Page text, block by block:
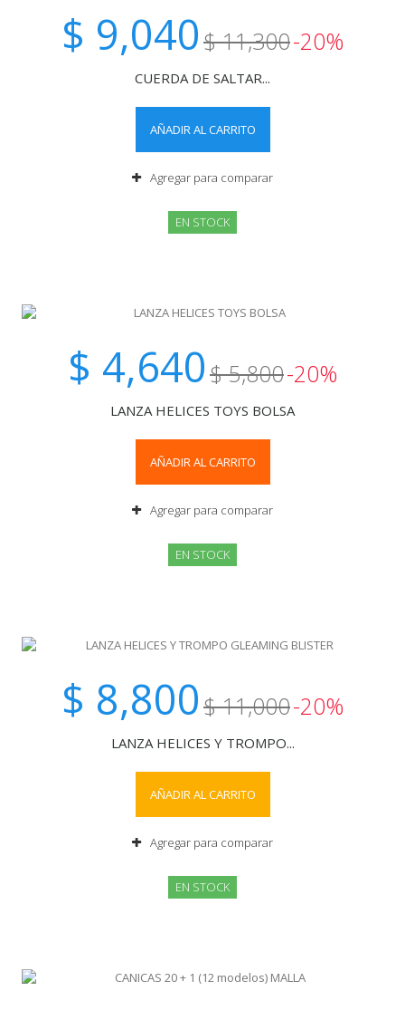
$ 9,040$ 11,300-20%
CUERDA DE SALTAR...
AÑADIR AL CARRITO
Agregar para comparar
EN STOCK
$ 4,640$ 5,800-20%
LANZA HELICES TOYS BOLSA
AÑADIR AL CARRITO
Agregar para comparar
EN STOCK
$ 8,800$ 11,000-20%
LANZA HELICES Y TROMPO...
AÑADIR AL CARRITO
Agregar para comparar
EN STOCK